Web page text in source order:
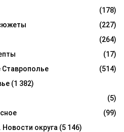
(178)
(227)
(264)
(17)
Ставрополье
(514)
(1 382)
(5)
(99)
Новости округа (5 146)